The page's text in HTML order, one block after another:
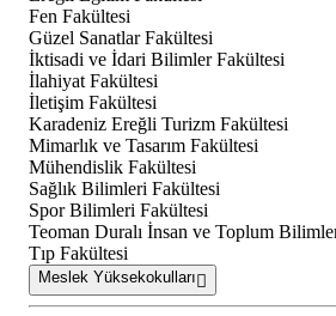
Fen Fakültesi
Güzel Sanatlar Fakültesi
İktisadi ve İdari Bilimler Fakültesi
İlahiyat Fakültesi
İletişim Fakültesi
Karadeniz Ereğli Turizm Fakültesi
Mimarlık ve Tasarım Fakültesi
Mühendislik Fakültesi
Sağlık Bilimleri Fakültesi
Spor Bilimleri Fakültesi
Teoman Duralı İnsan ve Toplum
Tıp Fakültesi
Meslek Yüksekokulları